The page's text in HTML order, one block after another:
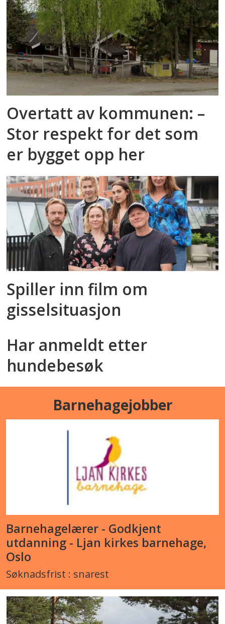
Overtatt av kommunen: –
Stor respekt for det som
er bygget opp her
Spiller inn film om
gisselsituasjon
Har anmeldt etter
hundebesøk
Barnehagejobber
Barnehagelærer - Godkjent
utdanning - Ljan kirkes barnehage,
Oslo
Søknadsfrist : snarest